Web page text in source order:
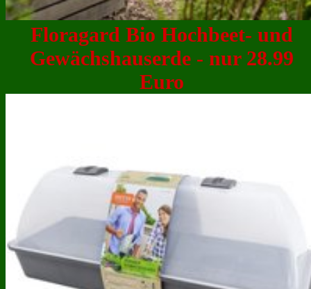
Floragard Bio Hochbeet- und
Gewächshauserde - nur 28.99
Euro